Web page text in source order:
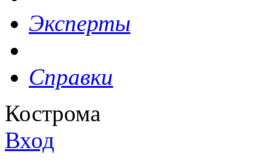
Эксперты
Справки
Кострома
Вход